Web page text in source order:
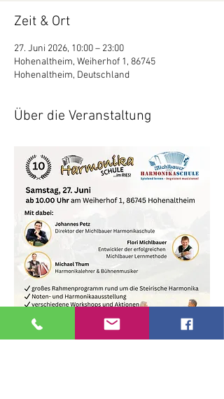
Zeit & Ort
27. Juni 2026, 10:00 – 23:00
Hohenaltheim, Weiherhof 1, 86745
Hohenaltheim, Deutschland
Über die Veranstaltung